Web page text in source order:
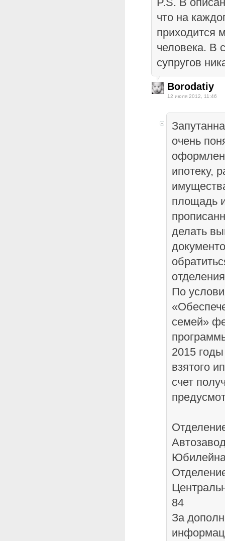
что на
приходится
человека. В
супругов
Borodatiy
12 июля 2012, 11:46
очень
ипотеку,
площадь
делать
По
семей»
2015
взятого
счет
84
За